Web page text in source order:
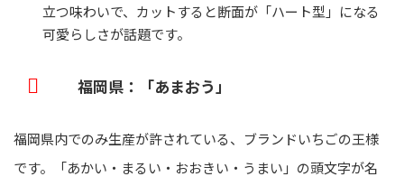
立つ味わいで、カットすると断面が「ハート型」になる
可愛らしさが話題です。
福岡県：「あまおう」
福岡県内でのみ生産が許されている、ブランドいちごの王様
です。「あかい・まるい・おおきい・うまい」の頭文字が名